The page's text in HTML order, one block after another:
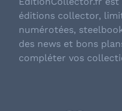
éditions collector,
numérotées,
des news et bons
compléter vos